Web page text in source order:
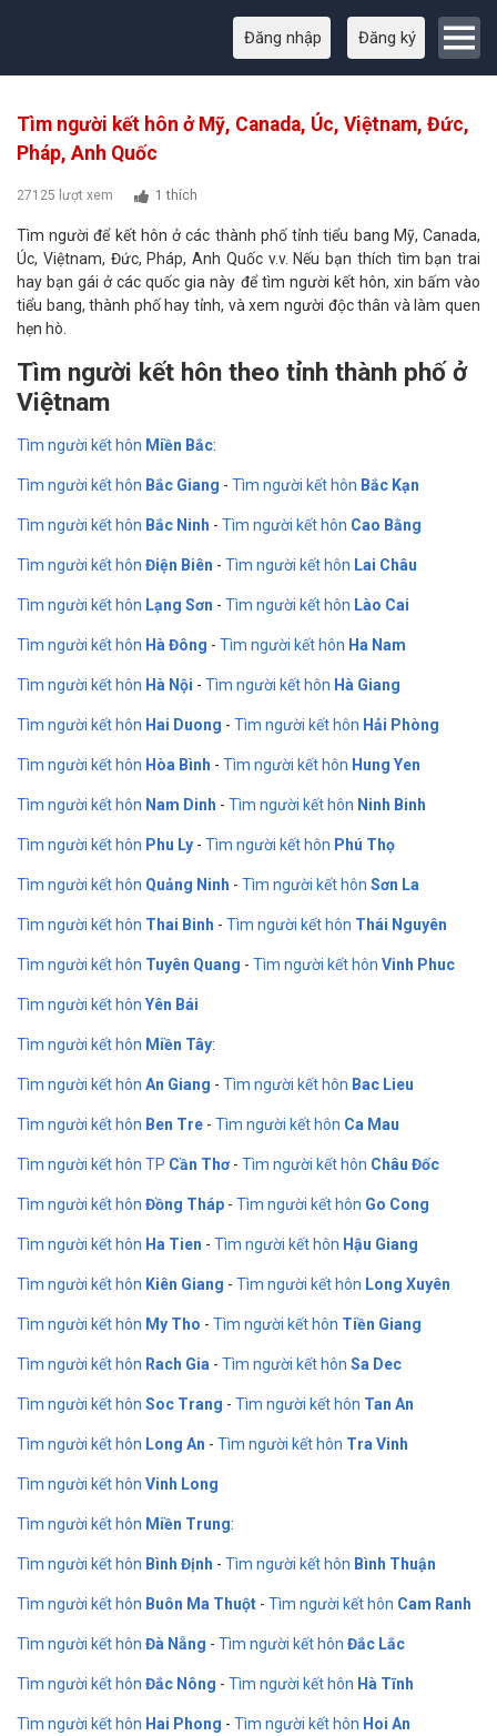
Đăng nhập Đăng ký
Tìm người kết hôn ở Mỹ, Canada, Úc, Việtnam, Đức,
Pháp, Anh Quốc
27125 lượt xem 1 thích
Tìm người để kết hôn ở các thành phố tỉnh tiểu bang Mỹ, Canada,
Úc, Việtnam, Đức, Pháp, Anh Quốc v.v. Nếu bạn thích tìm bạn trai
hay bạn gái ở các quốc gia này để tìm người kết hôn, xin bấm vào
tiểu bang, thành phố hay tỉnh, và xem người độc thân và làm quen
hẹn hò.
Tìm người kết hôn theo tỉnh thành phố ở
Việtnam
Tìm người kết hôn Miền Bắc:
Tìm người kết hôn Bắc Giang - Tìm người kết hôn Bắc Kạn
Tìm người kết hôn Bắc Ninh - Tìm người kết hôn Cao Bằng
Tìm người kết hôn Điện Biên - Tìm người kết hôn Lai Châu
Tìm người kết hôn Lạng Sơn - Tìm người kết hôn Lào Cai
Tìm người kết hôn Hà Đông - Tìm người kết hôn Ha Nam
Tìm người kết hôn Hà Nội - Tìm người kết hôn Hà Giang
Tìm người kết hôn Hai Duong - Tìm người kết hôn Hải Phòng
Tìm người kết hôn Hòa Bình - Tìm người kết hôn Hung Yen
Tìm người kết hôn Nam Dinh - Tìm người kết hôn Ninh Binh
Tìm người kết hôn Phu Ly - Tìm người kết hôn Phú Thọ
Tìm người kết hôn Quảng Ninh - Tìm người kết hôn Sơn La
Tìm người kết hôn Thai Binh - Tìm người kết hôn Thái Nguyên
Tìm người kết hôn Tuyên Quang - Tìm người kết hôn Vinh Phuc
Tìm người kết hôn Yên Bái
Tìm người kết hôn Miền Tây:
Tìm người kết hôn An Giang - Tìm người kết hôn Bac Lieu
Tìm người kết hôn Ben Tre - Tìm người kết hôn Ca Mau
Tìm người kết hôn TP Cần Thơ- Tìm người kết hôn Châu Đốc
Tìm người kết hôn Đồng Tháp - Tìm người kết hôn Go Cong
Tìm người kết hôn Ha Tien - Tìm người kết hôn Hậu Giang
Tìm người kết hôn Kiên Giang - Tìm người kết hôn Long Xuyên
Tìm người kết hôn My Tho - Tìm người kết hôn Tiền Giang
Tìm người kết hôn Rach Gia - Tìm người kết hôn Sa Dec
Tìm người kết hôn Soc Trang - Tìm người kết hôn Tan An
Tìm người kết hôn Long An - Tìm người kết hôn Tra Vinh
Tìm người kết hôn Vinh Long
Tìm người kết hôn Miền Trung:
Tìm người kết hôn Bình Định - Tìm người kết hôn Bình Thuận
Tìm người kết hôn Buôn Ma Thuột - Tìm người kết hôn Cam Ranh
Tìm người kết hôn Đà Nẵng - Tìm người kết hôn Đắc Lắc
Tìm người kết hôn Đắc Nông - Tìm người kết hôn Hà Tĩnh
Tìm người kết hôn Hai Phong - Tìm người kết hôn Hoi An